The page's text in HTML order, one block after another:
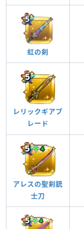
虹の剣
レリックギアブ
レード
アレスの聖剣銃
士刀